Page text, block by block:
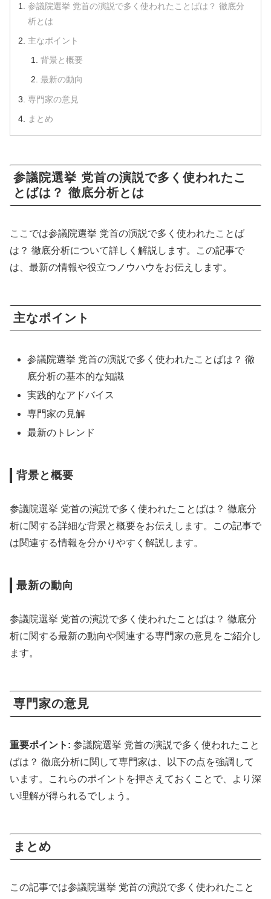
参議院選挙 党首の演説で多く使われたことばは？ 徹底分
析とは
主なポイント
背景と概要
最新の動向
専門家の意見
まとめ
参議院選挙 党首の演説で多く使われたこ
とばは？ 徹底分析とは
ここでは参議院選挙 党首の演説で多く使われたことば
は？ 徹底分析について詳しく解説します。この記事で
は、最新の情報や役立つノウハウをお伝えします。
主なポイント
参議院選挙 党首の演説で多く使われたことばは？ 徹
底分析の基本的な知識
実践的なアドバイス
専門家の見解
最新のトレンド
背景と概要
参議院選挙 党首の演説で多く使われたことばは？ 徹底分
析に関する詳細な背景と概要をお伝えします。この記事で
は関連する情報を分かりやすく解説します。
最新の動向
参議院選挙 党首の演説で多く使われたことばは？ 徹底分
析に関する最新の動向や関連する専門家の意見をご紹介し
ます。
専門家の意見
重要ポイント: 参議院選挙 党首の演説で多く使われたこと
ばは？ 徹底分析に関して専門家は、以下の点を強調して
います。これらのポイントを押さえておくことで、より深
い理解が得られるでしょう。
まとめ
この記事では参議院選挙 党首の演説で多く使われたこと